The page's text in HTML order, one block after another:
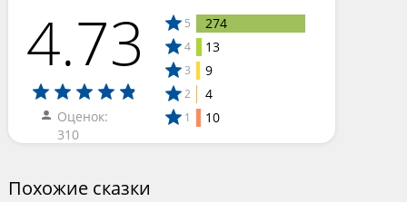
4.73
Оценок:
310
5 274
4 13
3 9
2 4
1 10
Похожие сказки